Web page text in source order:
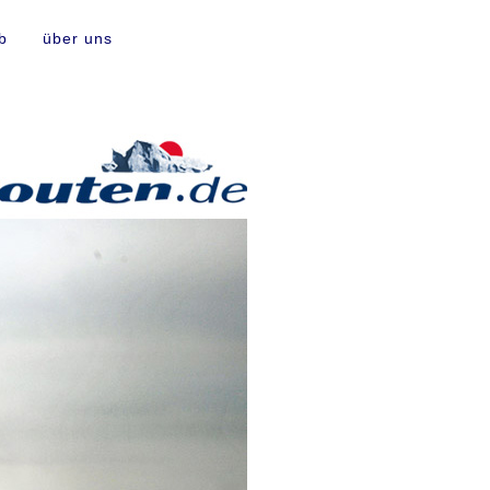
über uns